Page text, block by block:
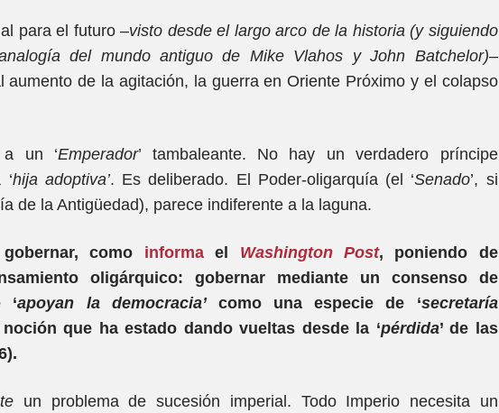
para el futuro –visto desde el largo arco de la historia (y siguiendo
del mundo antiguo de Mike Vlahos y John Batchelor)–
aumento de la agitación, la guerra en Oriente Próximo y el colapso
a un ‘Emperador’ tambaleante. No hay un verdadero príncipe
hija adoptiva’. Es deliberado. El Poder-oligarquía (el ‘Senado’, si
de la Antigüedad), parece indiferente a la laguna.
como informael Washington Post, poniendo de
oligárquico: gobernar mediante un consenso de
‘apoyan la democracia’como una especie de ‘secretaría
noción que ha estado dando vueltas desde la ‘pérdida’ de las
un problema de sucesión imperial. Todo Imperio necesita un